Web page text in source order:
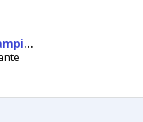
Amplificador Fender Champion 40